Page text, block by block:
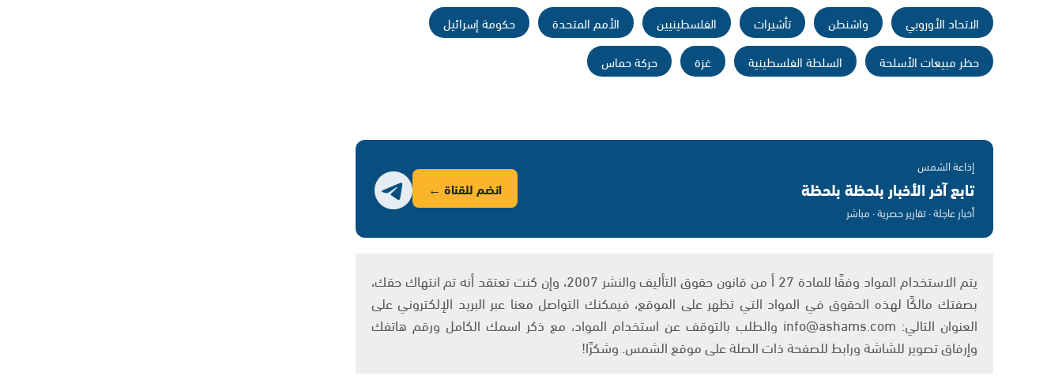
الاتحاد الأوروبي واشنطن تأشيرات الفلسطينيين الأمم المتحدة
حكومة إسرائيل
حظر مبيعات الأسلحة
السلطة الفلسطينية غزة حركة حماس
إذاعة الشمس
تابع آخر الأخبار بلحظة بلحظة
أخبار عاجلة · تقارير حصرية · مباشر
انضم للقناة ←
يتم الاستخدام المواد وفقًا للمادة 27 أ من قانون حقوق التأليف والنشر 2007، وإن كنت تعتقد أنه تم انتهاك حقك،
بصفتك مالكًا لهذه الحقوق في المواد التي تظهر على الموقع، فيمكنك التواصل معنا عبر البريد الإلكتروني على
العنوان التالي: info@ashams.com والطلب بالتوقف عن استخدام المواد، مع ذكر اسمك الكامل ورقم هاتفك
وإرفاق تصوير للشاشة ورابط للصفحة ذات الصلة على موقع الشمس. وشكرًا!